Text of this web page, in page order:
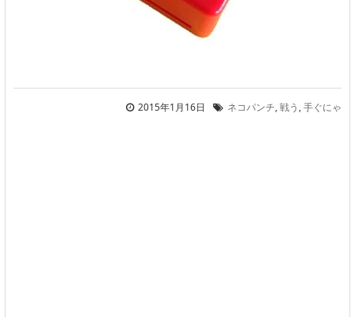
2015年1月16日 ネコパンチ,戦う ,手ぐにゃ